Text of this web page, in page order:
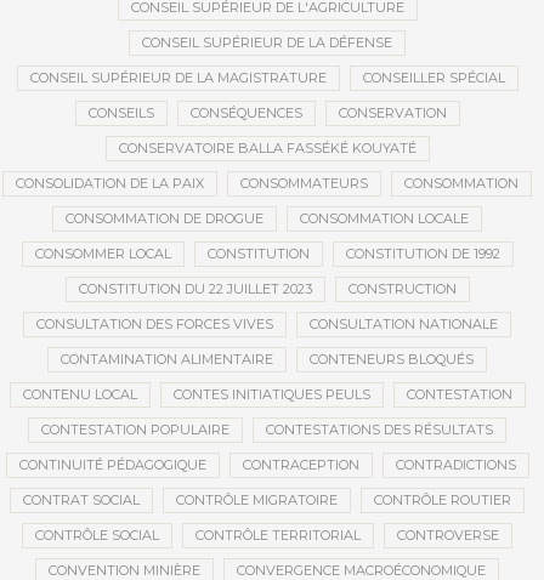
CONSEIL SUPÉRIEUR DE L'AGRICULTURE
CONSEIL SUPÉRIEUR DE LA DÉFENSE
CONSEIL SUPÉRIEUR DE LA MAGISTRATURE CONSEILLER SPÉCIAL
CONSEILS CONSÉQUENCES CONSERVATION
CONSERVATOIRE BALLA FASSÉKÉ KOUYATÉ
CONSOLIDATION DE LA PAIX CONSOMMATEURS CONSOMMATION
CONSOMMATION DE DROGUE CONSOMMATION LOCALE
CONSOMMER LOCAL CONSTITUTION CONSTITUTION DE 1992
CONSTITUTION DU 22 JUILLET 2023 CONSTRUCTION
CONSULTATION DES FORCES VIVES CONSULTATION NATIONALE
CONTAMINATION ALIMENTAIRE CONTENEURS BLOQUÉS
CONTENU LOCAL CONTES INITIATIQUES PEULS CONTESTATION
CONTESTATION POPULAIRE CONTESTATIONS DES RÉSULTATS
CONTINUITÉ PÉDAGOGIQUE CONTRACEPTION CONTRADICTIONS
CONTRAT SOCIAL CONTRÔLE MIGRATOIRE CONTRÔLE ROUTIER
CONTRÔLE SOCIAL CONTRÔLE TERRITORIAL CONTROVERSE
CONVENTION MINIÈRE CONVERGENCE MACROÉCONOMIQUE